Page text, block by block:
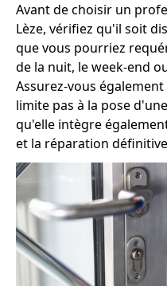
Avant de choisir un
Lèze, vérifiez qu'il soit
que vous pourriez
de la nuit, le week-end
Assurez-vous
limite pas à la pose
qu'elle intègre
et la réparation